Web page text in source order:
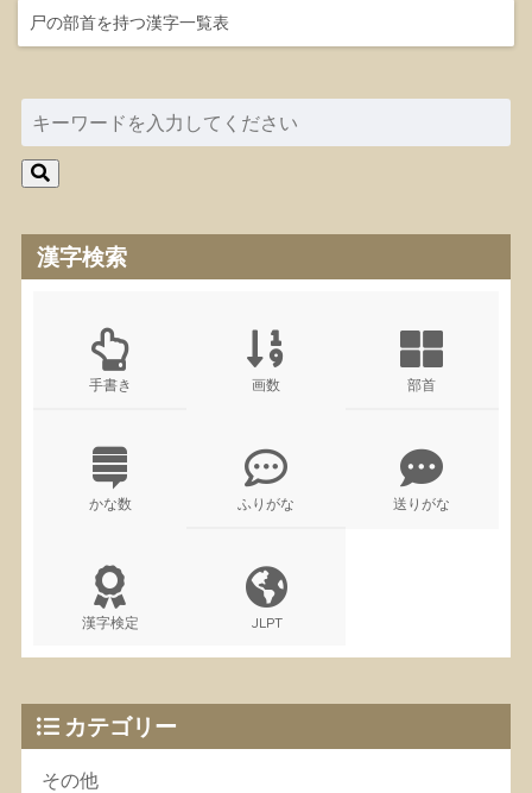
尸の部首を持つ漢字一覧表
漢字検索
手書き 画数 部首
かな数 ふりがな 送りがな
漢字検定 JLPT
カテゴリー
その他